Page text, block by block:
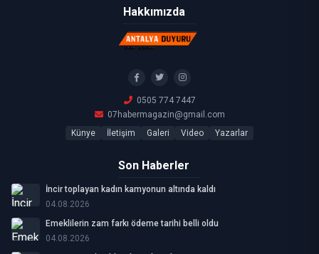
Hakkımızda
0505 774 7447
07habermagazin@gmail.com
Künye
İletişim Galeri Video Yazarlar
Son Haberler
İncir toplayan kadın kamyonun altında kaldı
04.08.2026
Emeklilerin zam farkı ödeme tarihi belli oldu
04.08.2026